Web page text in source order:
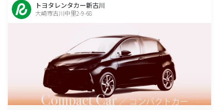
トヨタレンタカー新古川
大崎市古川中里2-9-68